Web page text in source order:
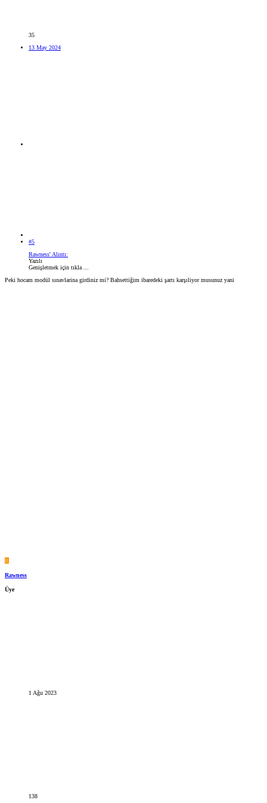
35
13 May 2024
#5
Rawness' Alıntı:
Yazılı
Genişletmek için tıkla ...
Peki hocam modül sınavlarina girdiniz mi? Bahsettiğim ibaredeki şartı karşıliyor musunuz yani
R
Rawness
Üye
1 Ağu 2023
138